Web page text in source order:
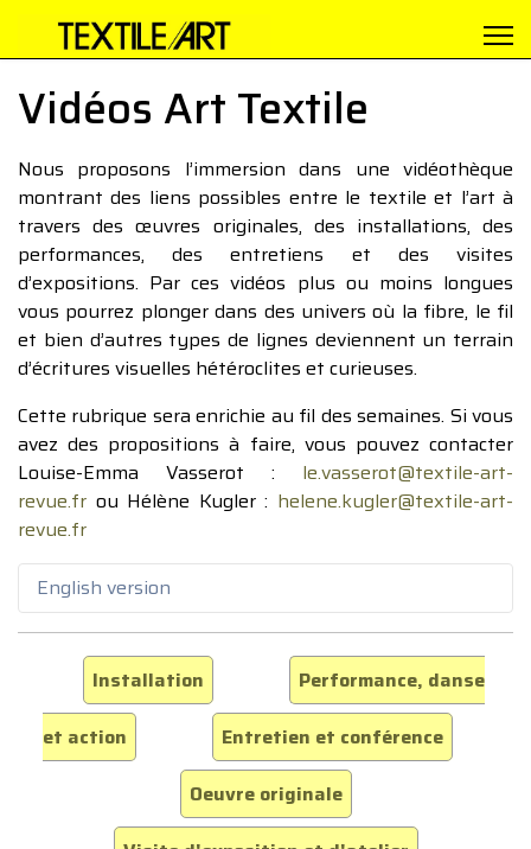
Vidéos Art Textile
Nous proposons l’immersion dans une vidéothèque
montrant des liens possibles entre le textile et l’art à
travers des œuvres originales, des installations, des
performances, des entretiens et des visites
d’expositions. Par ces vidéos plus ou moins longues
vous pourrez plonger dans des univers où la fibre, le fil
et bien d’autres types de lignes deviennent un terrain
d’écritures visuelles hétéroclites et curieuses.
Cette rubrique sera enrichie au fil des semaines. Si vous
avez des propositions à faire, vous pouvez contacter
Louise-Emma Vasserot : le.vasserot@textile-art-
revue.fr ou Hélène Kugler : helene.kugler@textile-art-
revue.fr
English version
Installation
Performance, danse
et action
Entretien et conférence
Oeuvre originale